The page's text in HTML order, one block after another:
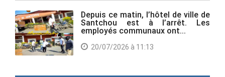
Depuis ce matin, l’hôtel de ville de
Santchou est à l’arrêt. Les
employés communaux ont...
20/07/2026 à 11:13